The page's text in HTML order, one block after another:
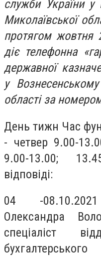
служби України у
Миколаївської
протягом жовтня
діє телефонна
державної
у
області за
День тижн Час
- четвер 9.00-
9.00-13.00;
відповіді:
04 -
Олександра
спеціаліст